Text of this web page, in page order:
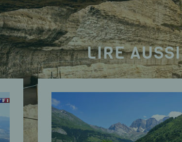
LIRE AUSSI